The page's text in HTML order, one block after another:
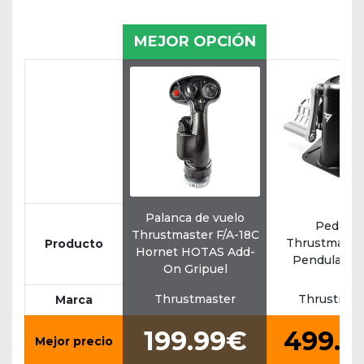
MEJOR OPCIÓN
Producto
Palanca de vuelo
Thrustmaster F/A-18C
Hornet HOTAS Add-
On Gripuel
Pedales
Pendular
Marca Thrustmaster
Mejor precio 199.99€